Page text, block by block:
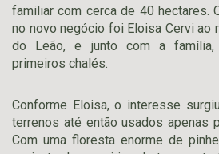
familiar com cerca de 40 hectares.
no novo negócio foi Eloisa Cervi ao
do Leão, e junto com a família,
primeiros chalés.
Conforme Eloisa, o interesse
terrenos até então usados apenas
Com uma floresta enorme de